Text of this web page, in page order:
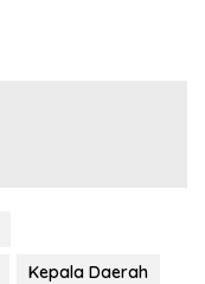
Kepala Daerah